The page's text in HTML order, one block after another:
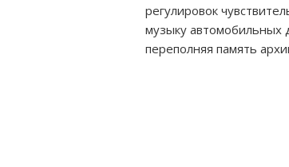
регулировок
музыку автомобильных
переполняя память